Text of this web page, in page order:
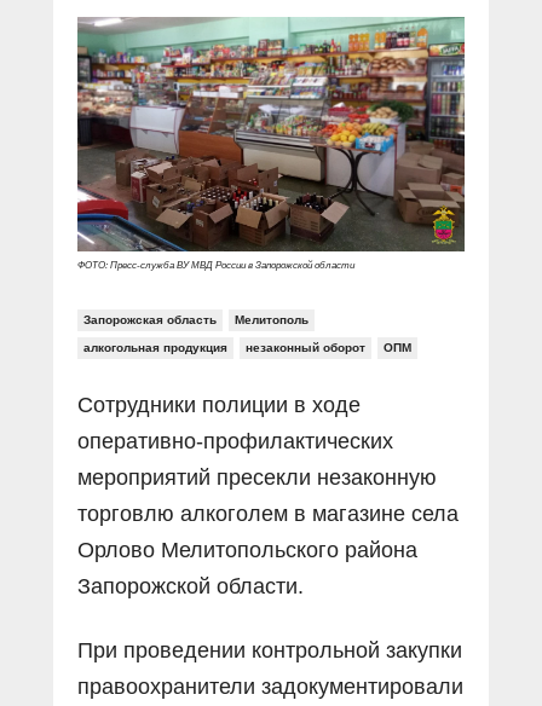
Документальные фильмы
В знании сила
Специальный репортаж
КиберПОСТОВОЙ
Газета «Щит и меч»
Журнал «Полиция России»
О ПОРТАЛЕ
Контакты
Вакансии
ФОТО: Пресс-служба ВУ МВД России в Запорожской области
Запорожская область Мелитополь
алкогольная продукция незаконный оборот ОПМ
Сотрудники полиции в ходе
оперативно-профилактических
мероприятий пресекли незаконную
торговлю алкоголем в магазине села
Орлово Мелитопольского района
Запорожской области.
При проведении контрольной закупки
правоохранители задокументировали